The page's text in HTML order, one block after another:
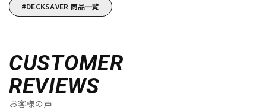
DECKSAVER 商品一覧
CUSTOMER
REVIEWS
お客様の声